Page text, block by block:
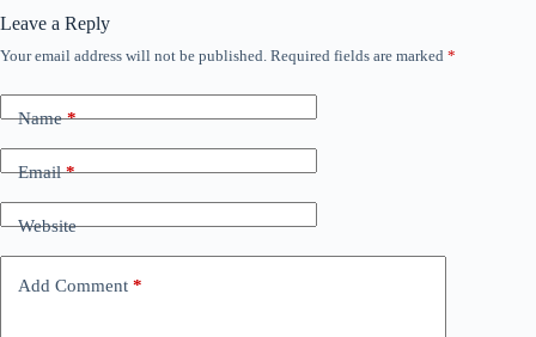
Leave a Reply
Your email address will not be published. Required fields are marked *
Name*
Email*
Website
Add Comment *